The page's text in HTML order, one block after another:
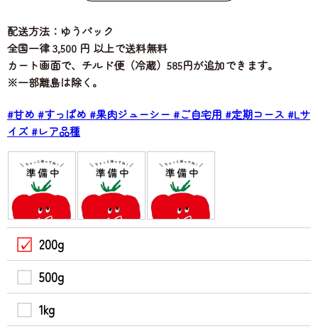
配送方法：ゆうパック
全国一律 3,500 円 以上で送料無料
カート画面で、チルド便（冷蔵）585円が追加できます。
※一部離島は除く。
#甘め #すっぱめ #果肉ジューシー #ご自宅用 #定期コース #Lサ
イズ#レア品種
200g
500g
1kg